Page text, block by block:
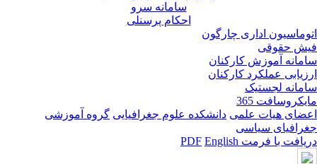
سامانه سرو
احکام پرسنلی
اتوماسیون اداری چارگون
فیش حقوقی
سامانه آموزش کارکنان
ارزیابی عملکرد کارکنان
سامانه لجستیک
مایکروسافت 365
اعضای هیات علمی دانشکده علوم جغرافیایی گروه آموزشی
جغرافیای سیاسی
دریافت با فرمت PDF English